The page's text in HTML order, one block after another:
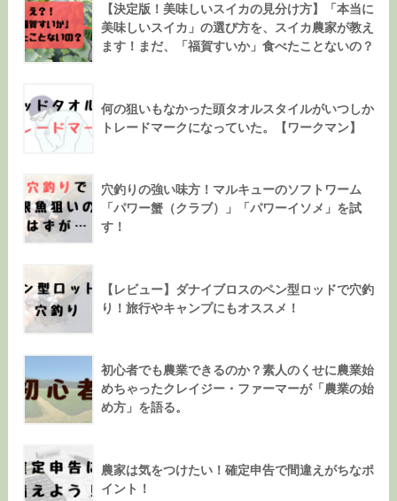
【決定版！美味しいスイカの見分け方】「本当に
美味しいスイカ」の選び方を、スイカ農家が教え
ます！まだ、「福賀すいか」食べたことないの？
何の狙いもなかった頭タオルスタイルがいつしか
トレードマークになっていた。【ワークマン】
穴釣りの強い味方！マルキューのソフトワーム
「パワー蟹（クラブ）」「パワーイソメ」を試
す！
【レビュー】ダナイブロスのペン型ロッドで穴釣
り！旅行やキャンプにもオススメ！
初心者でも農業できるのか？素人のくせに農業始
めちゃったクレイジー・ファーマーが「農業の始
め方」を語る。
農家は気をつけたい！確定申告で間違えがちなポ
イント！